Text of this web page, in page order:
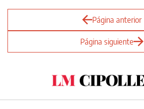
Página anterior
Página siguiente